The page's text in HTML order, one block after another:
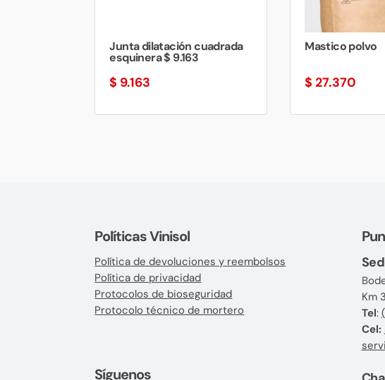
Junta dilatación cuadrada
esquinera $ 9.163
$ 9.163
Mastico polvo
$ 27.370
Políticas Vinisol
Política de devoluciones y reembolsos
Política de privacidad
Protocolos de bioseguridad
Protocolo técnico de mortero
Síguenos
Km
Tel:
Cel: